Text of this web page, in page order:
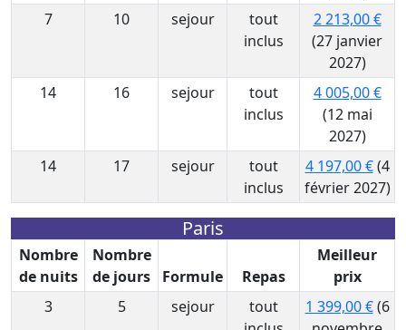
7
10 sejour
tout
inclus
2 213,00 €
(27 janvier
2027)
14
16 sejour
tout
inclus
4 005,00 €
(12 mai
2027)
14
17 sejour
tout
inclus
4 197,00 €(4
février 2027)
Paris
Nombre
de nuits
Nombre
de jours
Formule Repas
Meilleur
prix
3
5 sejour
tout
1 399,00 €(6